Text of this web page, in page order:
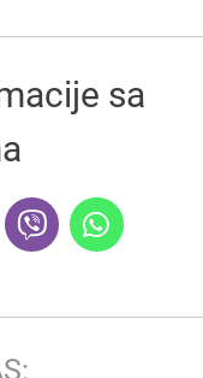
sa